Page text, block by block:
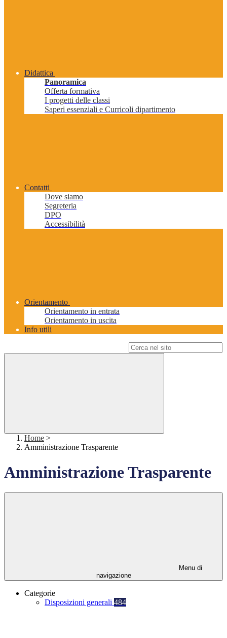
Didattica
Panoramica
Offerta formativa
I progetti delle classi
Saperi essenziali e Curricoli dipartimento
Contatti
Dove siamo
Segreteria
DPO
Accessibilità
Orientamento
Orientamento in entrata
Orientamento in uscita
Info utili
Home >
Amministrazione Trasparente
Amministrazione Trasparente
Menu di
navigazione
Categorie
Disposizioni generali 484